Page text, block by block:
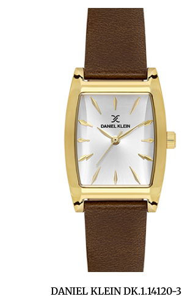
DANIEL KLEIN DK.1.14120-3